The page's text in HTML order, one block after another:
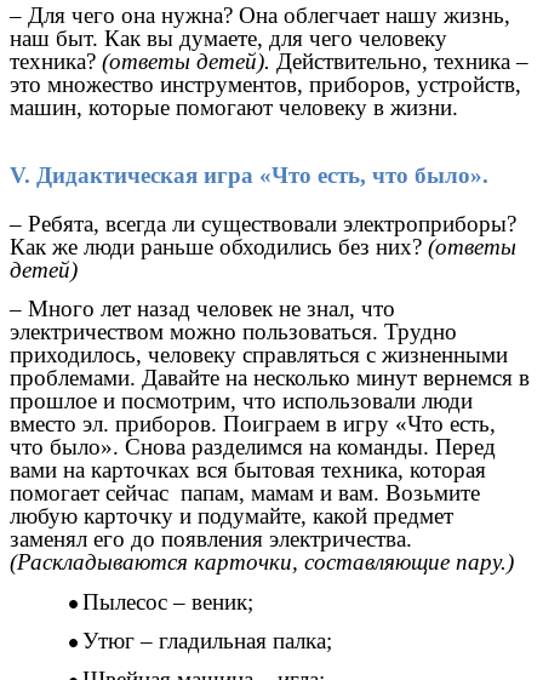
– Для чего она нужна? Она облегчает нашу жизнь,
наш быт. Как вы думаете, для чего человеку
техника? (ответы детей). Действительно, техника –
это множество инструментов, приборов, устройств,
машин, которые помогают человеку в жизни.
V. Дидактическая игра «Что есть, что было».
– Ребята, всегда ли существовали электроприборы?
Как же люди раньше обходились без них? (ответы
детей)
– Много лет назад человек не знал, что
электричеством можно пользоваться. Трудно
приходилось, человеку справляться с жизненными
проблемами. Давайте на несколько минут вернемся в
прошлое и посмотрим, что использовали люди
вместо эл. приборов. Поиграем в игру «Что есть,
что было». Снова разделимся на команды. Перед
вами на карточках вся бытовая техника, которая
помогает сейчас папам, мамам и вам. Возьмите
любую карточку и подумайте, какой предмет
заменял его до появления электричества.
(Раскладываются карточки, составляющие пару.)
Пылесос – веник;
Утюг – гладильная палка;